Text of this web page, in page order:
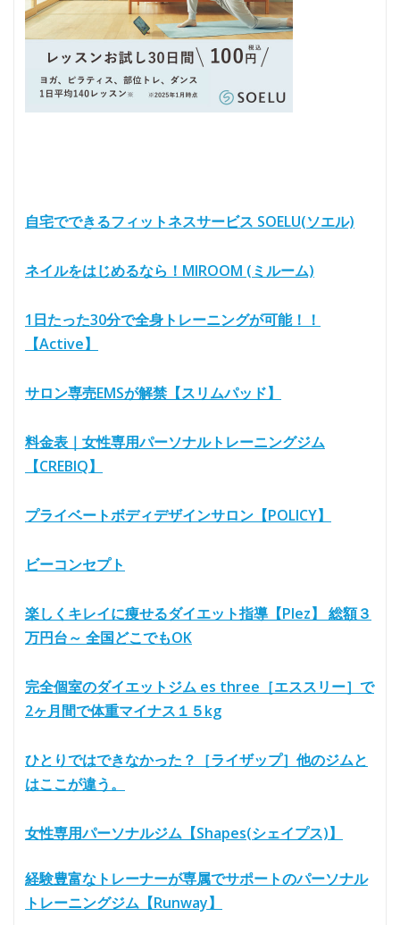
自宅でできるフィットネスサービス SOELU(ソエル)
ネイルをはじめるなら！MIROOM (ミルーム)
1日たった30分で全身トレーニングが可能！！
【Active】
サロン専売EMSが解禁【スリムパッド】
料金表｜女性専用パーソナルトレーニングジム
【CREBIQ】
プライベートボディデザインサロン【POLICY】
ビーコンセプト
楽しくキレイに痩せるダイエット指導【Plez】 総額３
万円台～ 全国どこでもOK
完全個室のダイエットジム es three［エススリー］で
2ヶ月間で体重マイナス１５kg
ひとりではできなかった？［ライザップ］他のジムと
はここが違う。
女性専用パーソナルジム【Shapes(シェイプス)】
経験豊富なトレーナーが専属でサポートのパーソナル
トレーニングジム【Runway】